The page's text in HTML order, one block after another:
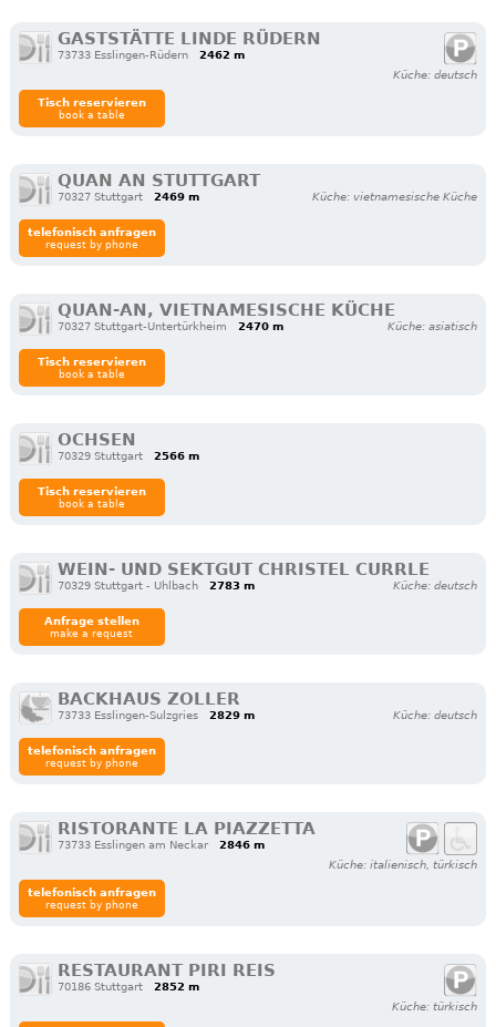
GASTSTÄTTE LINDE RÜDERN
73733 Esslingen-Rüdern
2462 m
Küche: deutsch
Tisch reservieren
book a table
QUAN AN STUTTGART
70327 Stuttgart 2469 m Küche: vietnamesische Küche
telefonisch anfragen
request by phone
QUAN-AN, VIETNAMESISCHE KÜCHE
70327 Stuttgart-Untertürkheim 2470 m Küche: asiatisch
Tisch reservieren
book a table
OCHSEN
70329 Stuttgart 2566 m
Tisch reservieren
book a table
WEIN- UND SEKTGUT CHRISTEL CURRLE
70329 Stuttgart - Uhlbach 2783 m Küche: deutsch
Anfrage stellen
make a request
BACKHAUS ZOLLER
73733 Esslingen-Sulzgries 2829 m Küche: deutsch
telefonisch anfragen
request by phone
RISTORANTE LA PIAZZETTA
73733 Esslingen am Neckar
2846 m
Küche: italienisch, türkisch
telefonisch anfragen
request by phone
RESTAURANT PIRI REIS
70186 Stuttgart
2852 m
Küche: türkisch